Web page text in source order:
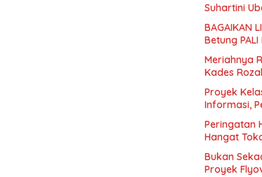
Suhartini
BAGAIKAN
Betung
Meriahnya
Kades
Proyek
Informasi,
Peringatan
Hangat
Bukan
Proyek